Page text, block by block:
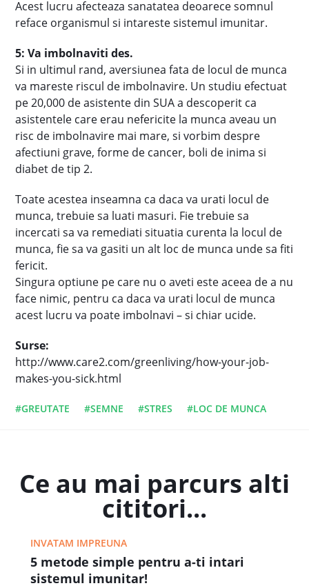
Acest lucru afecteaza sanatatea deoarece somnul
reface organismul si intareste sistemul imunitar.
5: Va imbolnaviti des.
Si in ultimul rand, aversiunea fata de locul de munca
va mareste riscul de imbolnavire. Un studiu efectuat
pe 20,000 de asistente din SUA a descoperit ca
asistentele care erau nefericite la munca aveau un
risc de imbolnavire mai mare, si vorbim despre
afectiuni grave, forme de cancer, boli de inima si
diabet de tip 2.
Toate acestea inseamna ca daca va urati locul de
munca, trebuie sa luati masuri. Fie trebuie sa
incercati sa va remediati situatia curenta la locul de
munca, fie sa va gasiti un alt loc de munca unde sa fiti
fericit.
Singura optiune pe care nu o aveti este aceea de a nu
face nimic, pentru ca daca va urati locul de munca
acest lucru va poate imbolnavi – si chiar ucide.
Surse:
http://www.care2.com/greenliving/how-your-job-
makes-you-sick.html
#GREUTATE #SEMNE #STRES #LOC DE MUNCA
Ce au mai parcurs alti
cititori...
INVATAM IMPREUNA
5 metode simple pentru a-ti intari
sistemul imunitar!